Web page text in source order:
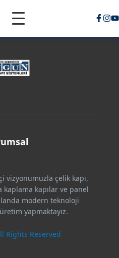
vizyonumuzla çelik kapı,
kaplama kapılar ve panel
modern teknoloji
yapmaktayız.
Rights Reserved